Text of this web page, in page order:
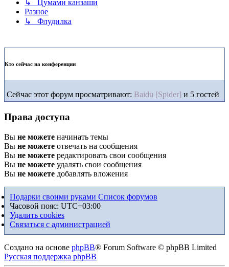
↳ Цумами канзаши
Разное
↳ Флудилка
Кто сейчас на конференции
Сейчас этот форум просматривают: Baidu [Spider] и 5 гостей
Права доступа
Вы не можете начинать темы
Вы не можете отвечать на сообщения
Вы не можете редактировать свои сообщения
Вы не можете удалять свои сообщения
Вы не можете добавлять вложения
Подарки своими руками Список форумов
Часовой пояс: UTC+03:00
Удалить cookies
Связаться с администрацией
Создано на основе phpBB® Forum Software © phpBB Limited
Русская поддержка phpBB